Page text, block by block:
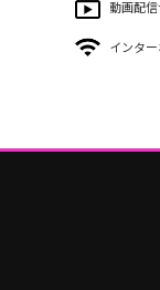
動画配
インタ